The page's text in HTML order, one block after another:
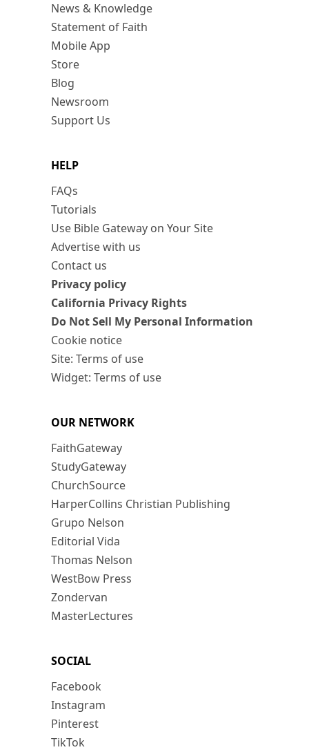
News & Knowledge
Statement of Faith
Mobile App
Store
Blog
Newsroom
Support Us
HELP
FAQs
Tutorials
Use Bible Gateway on Your Site
Advertise with us
Contact us
Privacy policy
California Privacy Rights
Do Not Sell My Personal Information
Cookie notice
Site: Terms of use
Widget: Terms of use
OUR NETWORK
FaithGateway
StudyGateway
ChurchSource
HarperCollins Christian Publishing
Grupo Nelson
Editorial Vida
Thomas Nelson
WestBow Press
Zondervan
MasterLectures
SOCIAL
Facebook
Instagram
Pinterest
TikTok